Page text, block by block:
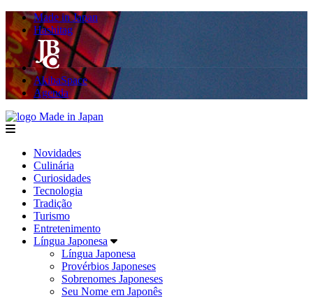
Made in Japan
Hashitag
AkibaSpace
Agenda
menu
Novidades
Culinária
Curiosidades
Tecnologia
Tradição
Turismo
Entretenimento
Língua Japonesa
Língua Japonesa
Provérbios Japoneses
Sobrenomes Japoneses
Seu Nome em Japonês